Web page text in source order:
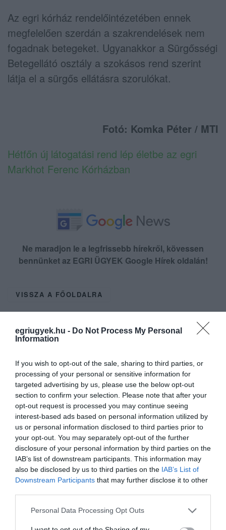
egriugyek.hu - Do Not Process My Personal
Information
If you wish to opt-out of the sale, sharing to third parties, or
processing of your personal or sensitive information for
targeted advertising by us, please use the below opt-out
section to confirm your selection. Please note that after your
opt-out request is processed you may continue seeing
interest-based ads based on personal information utilized by
us or personal information disclosed to third parties prior to
your opt-out. You may separately opt-out of the further
disclosure of your personal information by third parties on the
IAB’s list of downstream participants. This information may
also be disclosed by us to third parties on the IAB’s List of
Downstream Participants that may further disclose it to other
Please note that this website/app uses one or more Google
Personal Data Processing Opt Outs
Az egri kórház rendelőintézetében ennek
megfelelően szerdán a szakrendelések nem
fogadnak betegeket. Ugyanakkor a Sürgősségi
Betegellátó osztály a szokásos rend szerint
látja el a sürgős ellátásra szorulókat.
Fotó: Komka Péter / MTI
Hétfőn új látogatási rend lép életbe az egri
Markhot Ferenc Kórházban
Ne maradjon le a legfrissebb hírekről, kövessen
bennünket az EGRI ÜGYEK Google Hírek oldalán!
VISSZA A FŐOLDALRA
Legfrissebb híreink
„NEM TETTÜNK NYOMÁST A FIUNKRA” –
EGY EGRI CSALÁD TÖRTÉNE...
2026. augusztus 06|Sport
ÚJ HŰTŐRENDSZER A MARKHOT FERENC
KÓRHÁZBAN: TÖBB MINT 70 ...
HOLTAN SZÁLLÍTOTTÁK HAZA A 80 ÉVES